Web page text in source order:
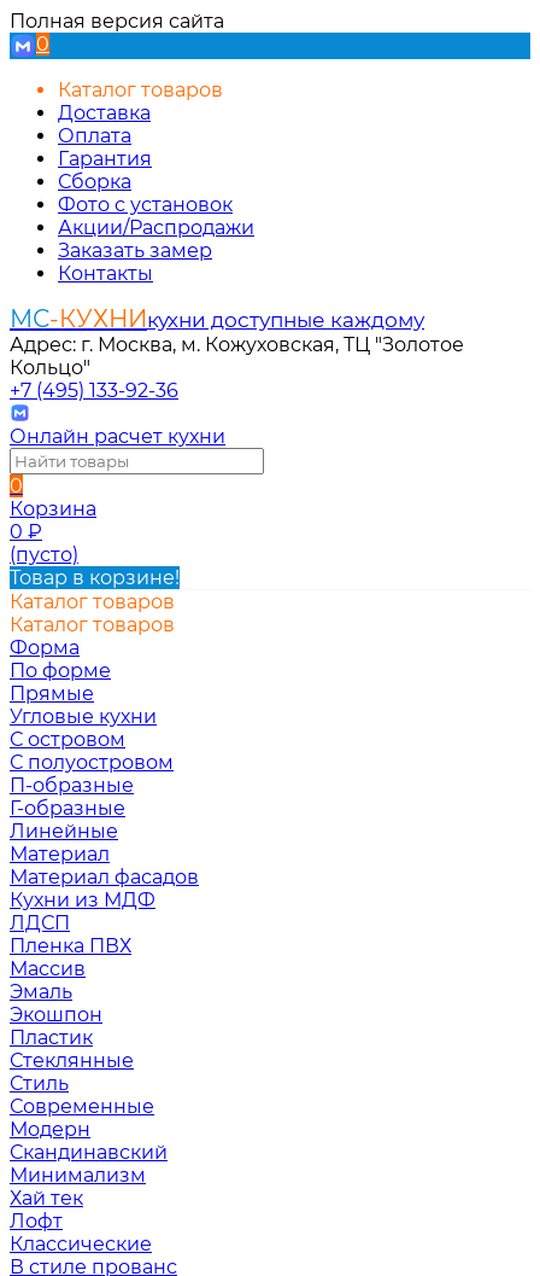
Полная версия сайта
0
Каталог товаров
Доставка
Оплата
Гарантия
Сборка
Фото с установок
Акции/Распродажи
Заказать замер
Контакты
МС-КУХНИкухни доступные каждому
Адрес: г. Москва, м. Кожуховская, ТЦ "Золотое
Кольцо"
+7 (495) 133-92-36
Онлайн расчет кухни
0
Корзина
0 ₽
(пусто)
Товар в корзине!
Каталог товаров
Каталог товаров
Форма
По форме
Прямые
Угловые кухни
С островом
С полуостровом
П-образные
Г-образные
Линейные
Материал
Материал фасадов
Кухни из МДФ
ЛДСП
Пленка ПВХ
Массив
Эмаль
Экошпон
Пластик
Стеклянные
Стиль
Современные
Модерн
Скандинавский
Минимализм
Хай тек
Лофт
Классические
В стиле прованс